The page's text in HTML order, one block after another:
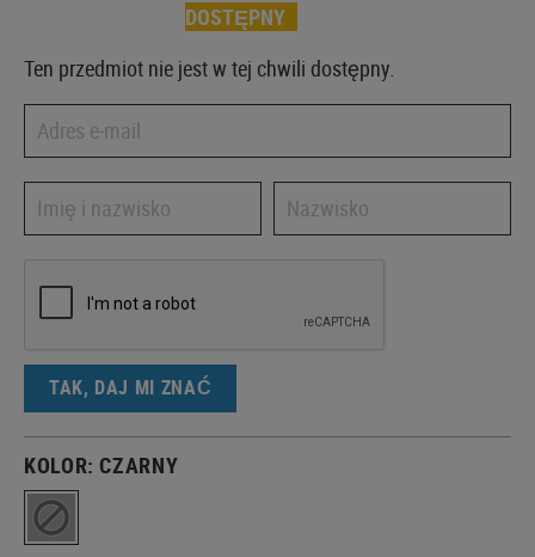
DOSTĘPNY
Ten przedmiot nie jest w tej chwili dostępny.
TAK, DAJ MI ZNAĆ
KOLOR: CZARNY